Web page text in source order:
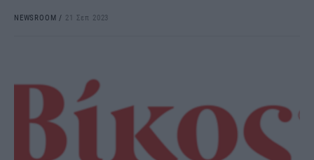
NEWSROOM / 21 Σεπ 2023